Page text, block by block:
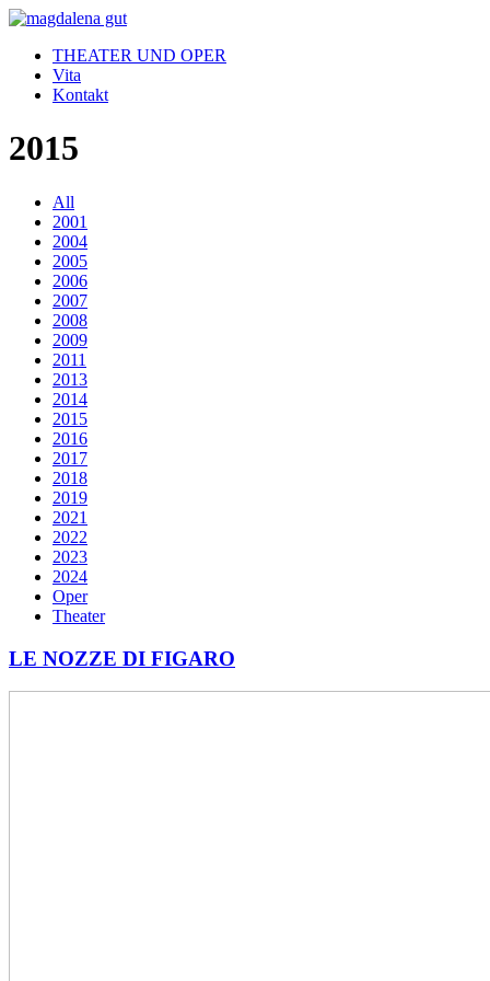
THEATER UND OPER
Vita
Kontakt
2015
All
2001
2004
2005
2006
2007
2008
2009
2011
2013
2014
2015
2016
2017
2018
2019
2021
2022
2023
2024
Oper
Theater
LE NOZZE DI FIGARO